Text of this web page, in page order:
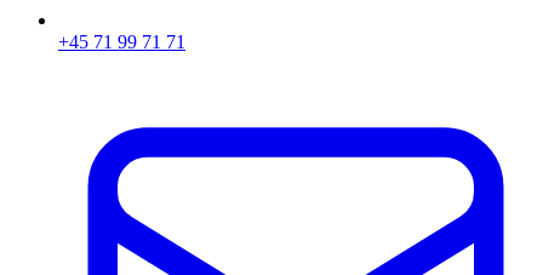
+45 71 99 71 71